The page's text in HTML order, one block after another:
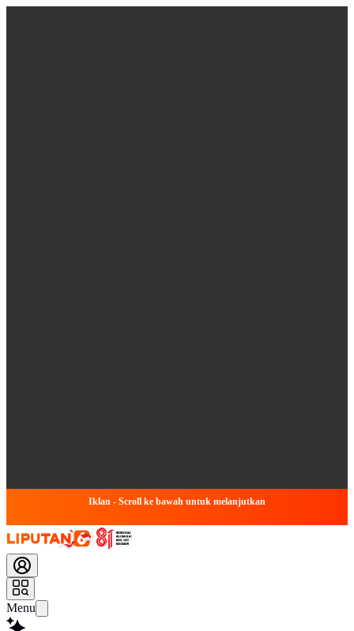
Iklan - Scroll ke bawah untuk melanjutkan
Menu